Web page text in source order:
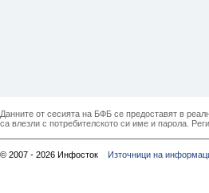
Данните от сесията на БФБ се предоставят в
са влезли с потребителското си име и парола.
© 2007 - 2026 Инфосток Източници на